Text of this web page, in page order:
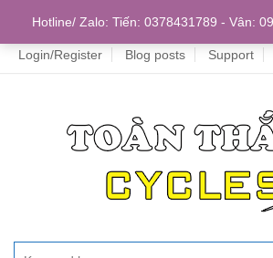
Home
Login/Register Blog posts Support
Hotline/ Zalo: Tiến: 0378431789 - Vân: